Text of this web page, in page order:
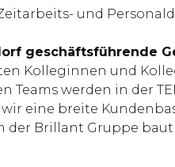
und
geschäftsführende
Kolleginnen und
Teams werden in der
eine breite
der Brillant Gruppe